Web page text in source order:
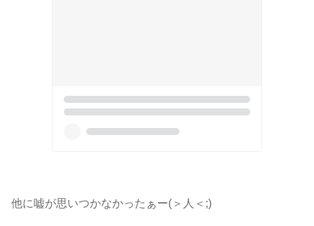
他に嘘が思いつかなかったぁー(＞人＜;)